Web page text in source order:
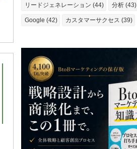
リードジェネレーション (44) 分析 (43)
Google (42) カスタマーサクセス (39)